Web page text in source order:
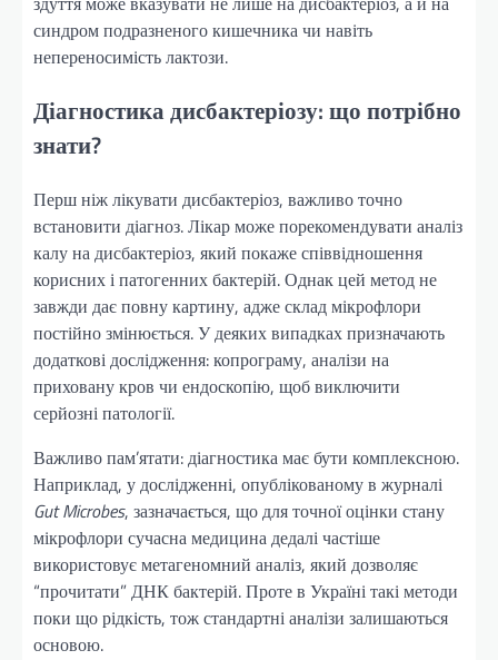
синдром подразненого кишечника чи навіть
непереносимість лактози.
Діагностика дисбактеріозу: що потрібно
знати?
Перш ніж лікувати дисбактеріоз, важливо точно
встановити діагноз. Лікар може порекомендувати аналіз
калу на дисбактеріоз, який покаже співвідношення
корисних і патогенних бактерій. Однак цей метод не
завжди дає повну картину, адже склад мікрофлори
постійно змінюється. У деяких випадках призначають
додаткові дослідження: копрограму, аналізи на
приховану кров чи ендоскопію, щоб виключити
серйозні патології.
Важливо пам’ятати: діагностика має бути комплексною.
Наприклад, у дослідженні, опублікованому в журналі
Gut Microbes, зазначається, що для точної оцінки стану
мікрофлори сучасна медицина дедалі частіше
використовує метагеномний аналіз, який дозволяє
“прочитати” ДНК бактерій. Проте в Україні такі методи
поки що рідкість, тож стандартні аналізи залишаються
основою.